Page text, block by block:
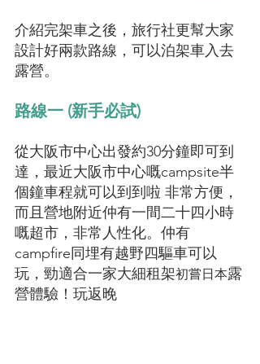
介紹完架車之後，旅行社更幫大家
設計好兩款路線，可以泊架車入去
露營。
路線一 (新手必試)
從大阪市中心出發約30分鐘即可到
達，最近大阪市中心嘅campsite半
個鐘車程就可以到到啦 非常方便，
而且營地附近仲有一間二十四小時
嘅超市，非常人性化。仲有
campfire同埋有越野四驅車可以
玩，勁適合一家大細租架初嘗日本露
營體驗！玩返晚